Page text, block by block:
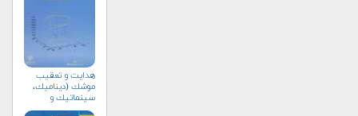
هدايت و تعقيب
موشك (ديناميك،
سينماتيك و
كنترل)